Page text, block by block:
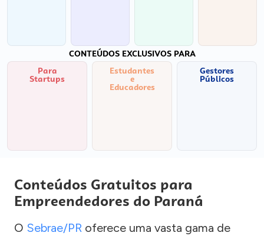
CONTEÚDOS EXCLUSIVOS PARA
Para
Startups
Estudantes
e
Educadores
Gestores
Públicos
Conteúdos Gratuitos para
Empreendedores do Paraná
O Sebrae/PR oferece uma vasta gama de